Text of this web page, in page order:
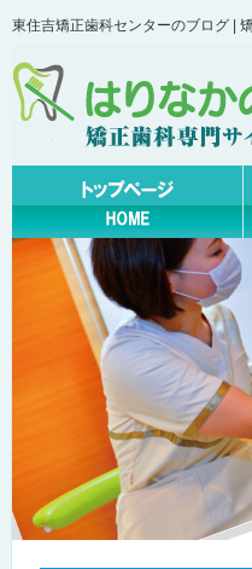
東住吉矯正歯科センターのブログ |